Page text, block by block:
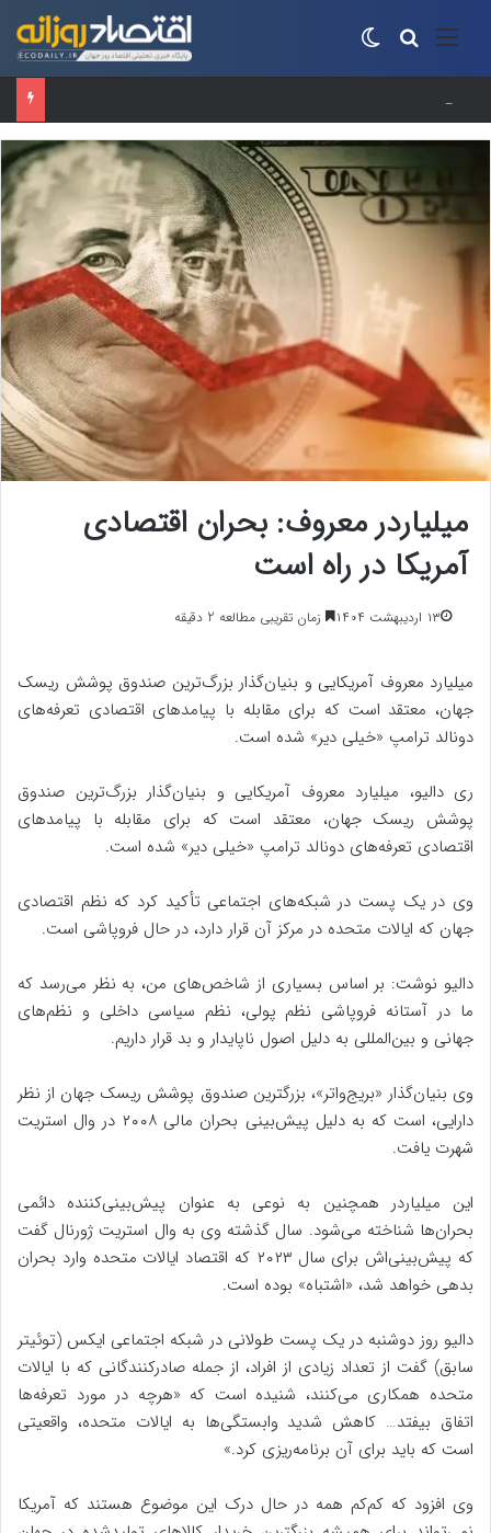
منو جستجو برای
میلیاردر معروف: بحران اقتصادی
آمریکا در راه است
۱۳ اردیبهشت ۱۴۰۴ زمان تقریبی مطالعه 2 دقیقه
میلیارد معروف آمریکایی و بنیان‌گذار بزرگ‌ترین صندوق پوشش ریسک
جهان، معتقد است که برای مقابله با پیامدهای اقتصادی تعرفه‌های
دونالد ترامپ «خیلی دیر» شده است.
ری دالیو، میلیارد معروف آمریکایی و بنیان‌گذار بزرگ‌ترین صندوق
پوشش ریسک جهان، معتقد است که برای مقابله با پیامدهای
اقتصادی تعرفه‌های دونالد ترامپ «خیلی دیر» شده است.
وی در یک پست در شبکه‌های اجتماعی تأکید کرد که نظم اقتصادی
جهان که ایالات متحده در مرکز آن قرار دارد، در حال فروپاشی است.
دالیو نوشت: بر اساس بسیاری از شاخص‌های من، به نظر می‌رسد که
ما در آستانه فروپاشی نظم پولی، نظم سیاسی داخلی و نظم‌های
جهانی و بین‌المللی به دلیل اصول ناپایدار و بد قرار داریم.
وی بنیان‌گذار «بریج‌واتر»، بزرگترین صندوق پوشش ریسک جهان از نظر
دارایی، است که به دلیل پیش‌بینی بحران مالی ۲۰۰۸ در وال استریت
شهرت یافت.
این میلیاردر همچنین به نوعی به عنوان پیش‌بینی‌کننده دائمی
بحران‌ها شناخته می‌شود. سال گذشته وی به وال استریت ژورنال گفت
که پیش‌بینی‌اش برای سال ۲۰۲۳ که اقتصاد ایالات متحده وارد بحران
بدهی خواهد شد، «اشتباه» بوده است.
دالیو روز دوشنبه در یک پست طولانی در شبکه اجتماعی ایکس (توئیتر
سابق) گفت از تعداد زیادی از افراد، از جمله صادرکنندگانی که با ایالات
متحده همکاری می‌کنند، شنیده است که «هرچه در مورد تعرفه‌ها
اتفاق بیفتد… کاهش شدید وابستگی‌ها به ایالات متحده، واقعیتی
است که باید برای آن برنامه‌ریزی کرد.»
وی افزود که کم‌کم همه در حال درک این موضوع هستند که آمریکا